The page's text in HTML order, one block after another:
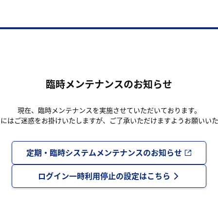
臨時メンテナンスのお知らせ
現在、臨時メンテナンスを実施させていただいております。
はご迷惑をお掛けいたしますが、ご了承いただけますようお願いい
定期・臨時システムメンテナンスのお知らせ
ログイン一時利用停止の設定はこちら